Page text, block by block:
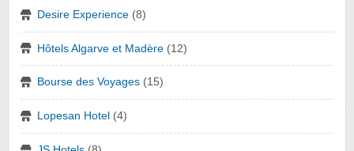
Desire Experience (8)
Hôtels Algarve et Madère (12)
Bourse des Voyages (15)
Lopesan Hotel (4)